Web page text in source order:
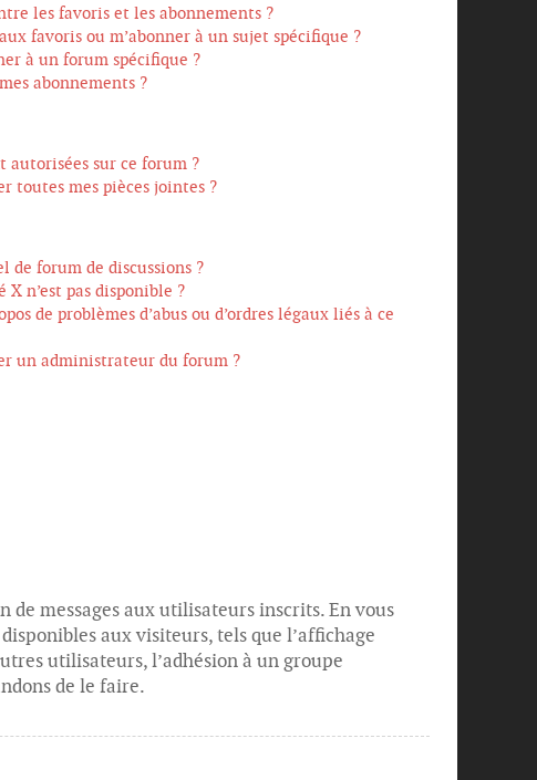
les favoris et les abonnements ?
favoris ou m’abonner à un sujet spécifique ?
à un forum spécifique ?
abonnements ?
autorisées sur ce forum ?
toutes mes pièces jointes ?
de forum de discussions ?
n’est pas disponible ?
de problèmes d’abus ou d’ordres légaux liés à ce
un administrateur du forum ?
messages aux utilisateurs inscrits. En vous
aux visiteurs, tels que l’affichage
utilisateurs, l’adhésion à un groupe
de le faire.